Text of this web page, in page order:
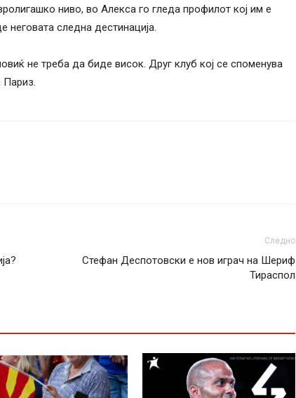
ниво, во Алекса го гледа профилот кој им е
следна дестинација.
не треба да биде висок. Друг клуб кој се споменува
Париз.
Следно
Стефан Деспотовски е нов играч на Шериф
Тираспол